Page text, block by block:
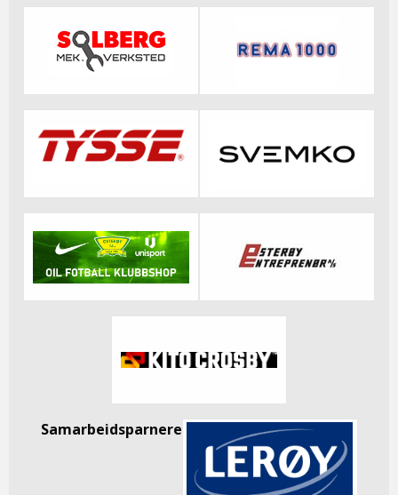
Samarbeidsparnere